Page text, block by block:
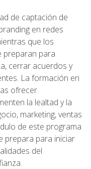
de captación de
en redes
que los
preparan para
cerrar acuerdos y
La formación en
ofrecer
la lealtad y la
marketing, ventas
de este programa
prepara para iniciar
del